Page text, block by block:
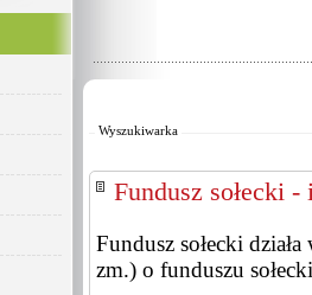
Wyszukiwarka
Fundusz sołecki
Fundusz sołecki
zm.) o funduszu